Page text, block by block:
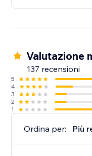
Valutazione
137 recensioni
5
4
3
2
1
Ordina per: Più